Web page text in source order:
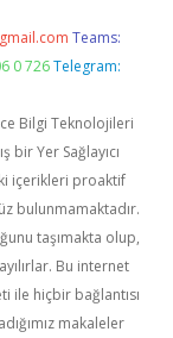
Teams:
0 726 Telegram:
Bilgi Teknolojileri
bir Yer Sağlayıcı
içerikleri proaktif
bulunmamaktadır.
taşımakta olup,
Bu internet
ile hiçbir bağlantısı
makaleler